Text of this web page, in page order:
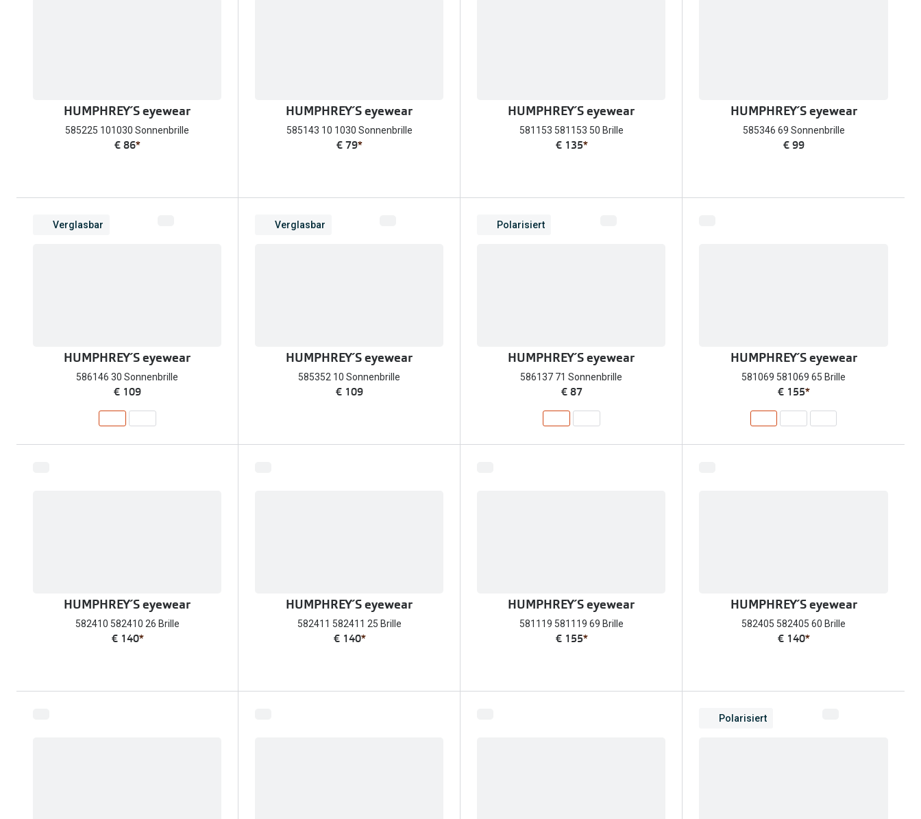
HUMPHREY´S eyewear
585225 101030 Sonnenbrille
€ 86*
HUMPHREY´S eyewear
585143 10 1030 Sonnenbrille
€ 79*
HUMPHREY´S eyewear
581153 581153 50 Brille
€ 135*
HUMPHREY´S eyewear
585346 69 Sonnenbrille
€ 99
Verglasbar
HUMPHREY´S eyewear
586146 30 Sonnenbrille
€ 109
Verglasbar
HUMPHREY´S eyewear
585352 10 Sonnenbrille
€ 109
Polarisiert
HUMPHREY´S eyewear
586137 71 Sonnenbrille
€ 87
HUMPHREY´S eyewear
581069 581069 65 Brille
€ 155*
HUMPHREY´S eyewear
582410 582410 26 Brille
€ 140*
HUMPHREY´S eyewear
582411 582411 25 Brille
€ 140*
HUMPHREY´S eyewear
581119 581119 69 Brille
€ 155*
HUMPHREY´S eyewear
582405 582405 60 Brille
€ 140*
Polarisiert